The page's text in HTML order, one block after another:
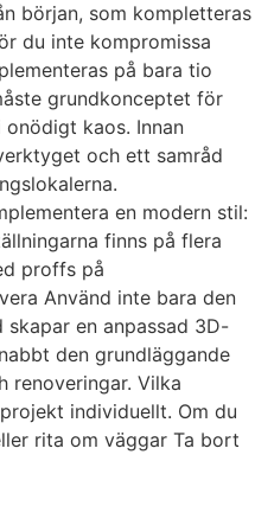
början, som kompletteras
du inte kompromissa
på bara tio
grundkonceptet för
kaos. Innan
och ett samråd
en modern stil:
finns på flera
proffs på
Använd inte bara den
en anpassad 3D-
den grundläggande
renoveringar. Vilka
individuellt. Om du
rita om väggar Ta bort